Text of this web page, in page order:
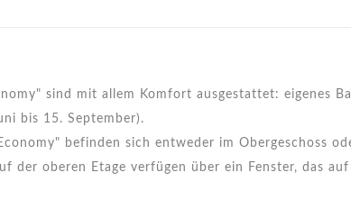
sind mit allem Komfort ausgestattet: eigenes
bis 15. September).
befinden sich entweder im Obergeschoss
der oberen Etage verfügen über ein Fenster, das